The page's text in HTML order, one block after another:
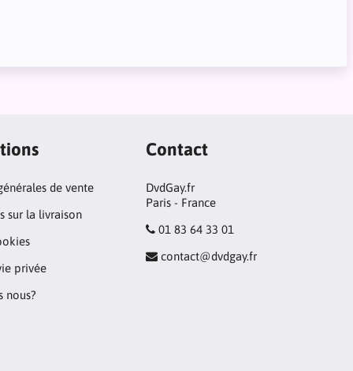
de vente
sur la livraison
privée
nous?
Contact
DvdGay.fr
Paris - France
01 83 64 33 01
contact@dvdgay.fr